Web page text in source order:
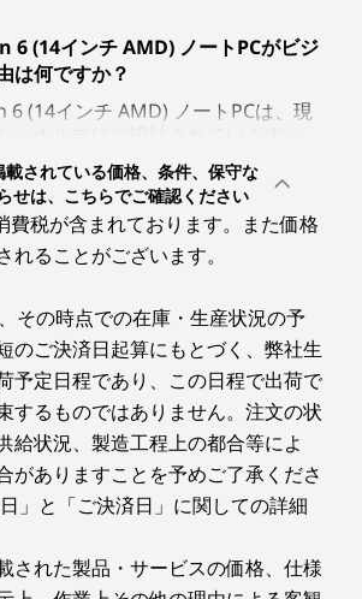
柔
ac/a/b/g/n準拠)
ン/ステレオスピーカー、ハイデフィ
オ
Webカメラ プライバシーシャッタ
(14インチ AMD) ノートPCは、現代の
6 (14インチ AMD) ノートPCがビジ
は何ですか？
6 (14インチ AMD) ノートPCは、現
ョナル向けに設計されています。
100 Series プロセッサーとアッ
メモリーを組み合わせることで、日
ムーズなマルチタスク処理と安定し
ンスを実現し、生産性の向上を支え
の指紋認証リーダーを含む
た設計を採用します。どこで作業し
発揮しながら、大切なデータをしっ
。
6 (14インチ AMD) ノートPCには、
プレイオプションがありますか？
(14インチ AMD) ノートPCは、快
を追求した 14インチのフルハイビ
ィスプレイを搭載しています。 広
る IPS パネル、または TN パネルか
択することが可能です。長時間の作
担を軽減するため、TÜV Low Blue
されている価格、条件、保守な
せは、こちらでご確認ください
費税が含まれております。また価格
れることがございます。
その時点での在庫・生産状況の予
のご決済日起算にもとづく、弊社生
予定日程であり、この日程で出荷で
するものではありません。注文の状
給状況、製造工程上の都合等によ
がありますことを予めご了承くださ
」と「ご決済日」に関しての詳細
された製品・サービスの価格、仕様